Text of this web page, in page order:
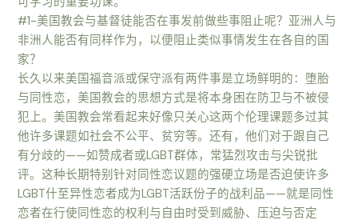
#1-美国教会与基督徒能否在事发前做些事阻止呢？亚洲人与
非洲人能否有同样作为，以便阻止类似事情发生在各自的国
家？
长久以来美国福音派或保守派有两件事是立场鲜明的：堕胎
与同性恋，美国教会的思想方式是将本身困在防卫与不被侵
犯上。美国教会常看起来好像只关心这两个伦理课题多过其
他许多课题如社会不公平、贫穷等。还有，他们对于跟自己
有分歧的——如赞成者或LGBT群体，常猛烈攻击与尖锐批
评。这种长期特别针对同性恋议题的强硬立场是否迫使许多
LGBT什至异性恋者成为LGBT活跃份子的战利品——就是同性
恋者在行使同性恋的权利与自由时受到威胁、压迫与否定